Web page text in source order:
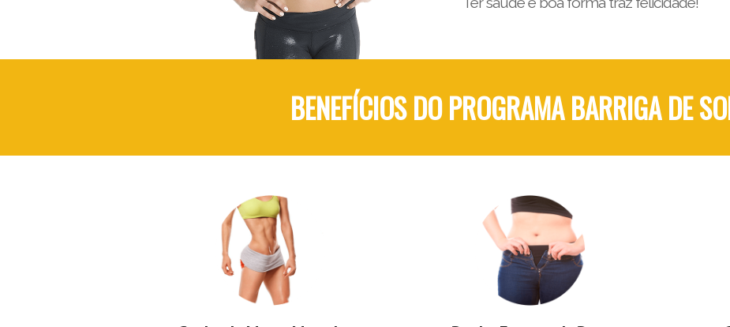
BENEFÍCIOS DO PROGRAMA BARRIGA DE